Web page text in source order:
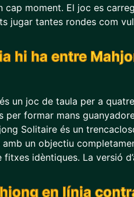
cap moment. El joc es
jugar tantes rondes com
hi ha entre
un joc de taula per a
per formar mans
Solitaire és un
un objectiu
idèntiques. La versió
en línia